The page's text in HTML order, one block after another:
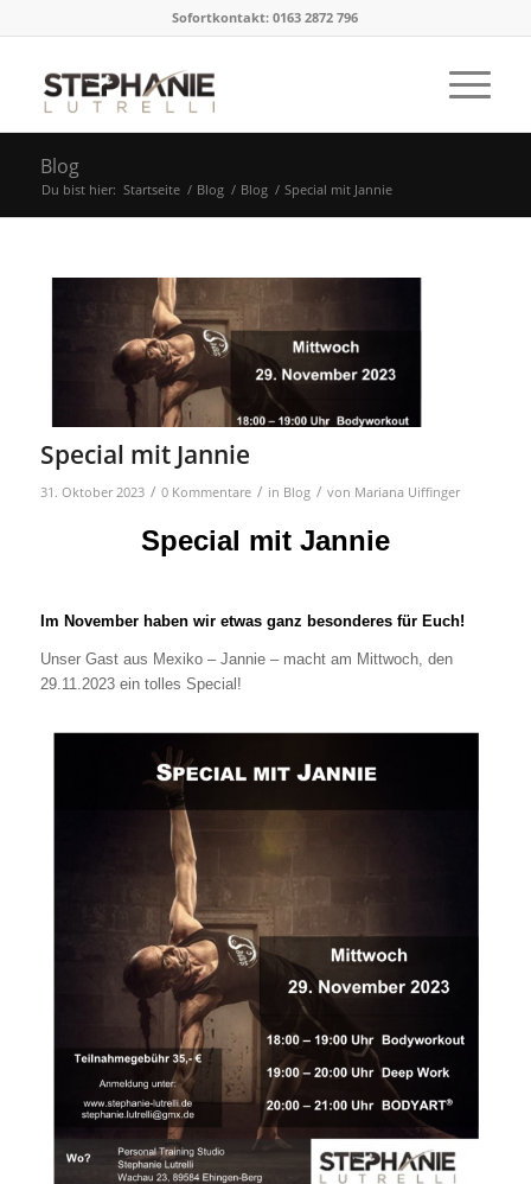
Sofortkontakt: 0163 2872 796
Blog
Du bist hier: Startseite / Blog / Blog / Special mit Jannie
Special mit Jannie
31. Oktober 2023 / 0 Kommentare / in Blog / von Mariana Uiffinger
Special mit Jannie
Im November haben wir etwas ganz besonderes für Euch!
Unser Gast aus Mexiko – Jannie – macht am Mittwoch, den
29.11.2023 ein tolles Special!